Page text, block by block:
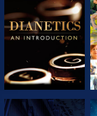
СМОТРЕТЬ
ПЕРЕДАЧИ